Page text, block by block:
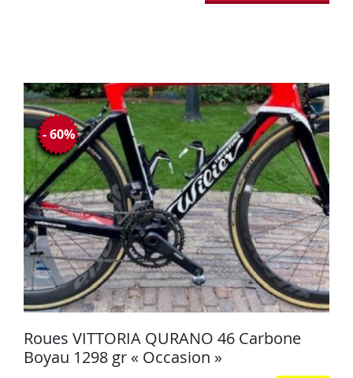
Roues VITTORIA QURANO 46 Carbone
Boyau 1298 gr « Occasion »
- 60%